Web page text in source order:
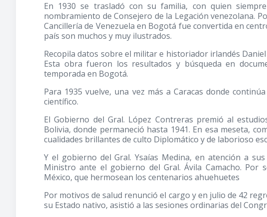
En 1930 se trasladó con su familia, con quien
nombramiento de Consejero de la Legación venezolana.
Cancillería de Venezuela en Bogotá fue convertida en
país son muchos y muy ilustrados.
Recopila datos sobre el militar e historiador irlandés Daniel
Esta obra fueron los resultados y búsqueda en
temporada en Bogotá.
Para 1935 vuelve, una vez más a Caracas donde
científico.
El Gobierno del Gral. López Contreras premió al
Bolivia, donde permaneció hasta 1941. En esa meseta,
cualidades brillantes de culto Diplomático y de laborioso
Y el gobierno del Gral. Ysaías Medina, en atención a
Ministro ante el gobierno del Gral. Ávila Camacho. Por
México, que hermosean los centenarios ahuehuetes
Por motivos de salud renunció el cargo y en julio de 42
su Estado nativo, asistió a las sesiones ordinarias del